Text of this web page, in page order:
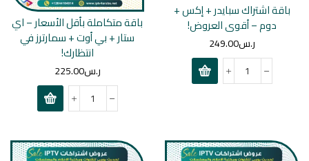
باقة اشتراك سبايدر + إكس +
دوم – أقوى العروض!
ر.س249.00
باقة متكاملة بأقل الأسعار – اي
ستار + بي أوت + سمارترز في
انتظارك!
ر.س225.00